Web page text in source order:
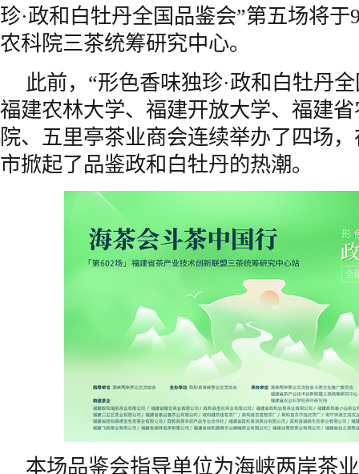
珍·政和白牡丹全国品鉴会”第五场将于
农科院三茶统筹研究中心。
此前，“形色香味独珍·政和白牡丹
福建农林大学、福建开放大学、福建
院、五里亭茶业商会连续举办了四场
市掀起了品鉴政和白牡丹的热潮。
本场品鉴会指导单位为海峡两岸茶